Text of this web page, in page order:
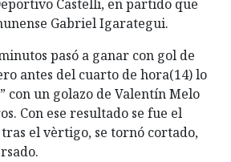
Castelli, en partido que
Gabriel Igarategui.
pasó a ganar con gol de
antes del cuarto de hora(14) lo
con un golazo de Valentín Melo
Con ese resultado se fue el
el vèrtigo, se tornó cortado,